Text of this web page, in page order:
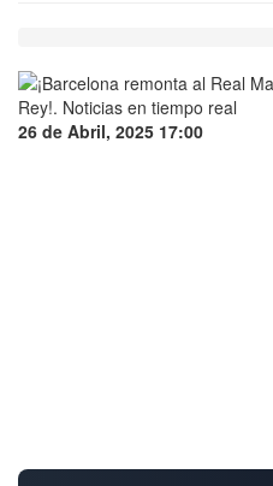
26 de Abril, 2025 17:00